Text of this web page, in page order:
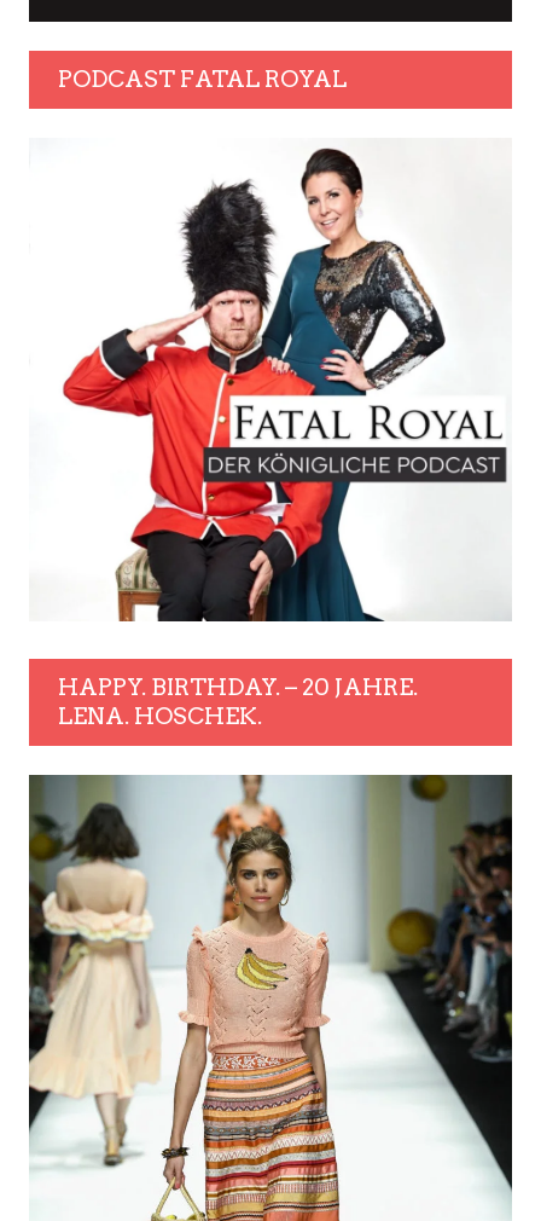
PODCAST FATAL ROYAL
HAPPY. BIRTHDAY. – 20 JAHRE.
LENA. HOSCHEK.